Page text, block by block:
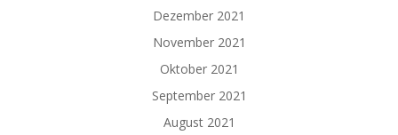
Dezember 2021
November 2021
Oktober 2021
September 2021
August 2021